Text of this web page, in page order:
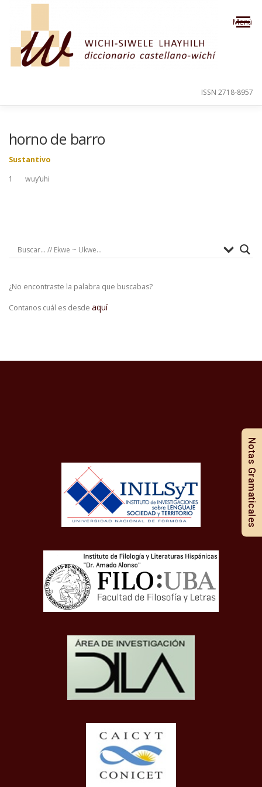
Saltar al contenido
Menú
ISSN 2718-8957
horno de barro
Sustantivo
1 wuy’uhi
¿No encontraste la palabra que buscabas?
Contanos cuál es desde aquí
Notas Gramaticales